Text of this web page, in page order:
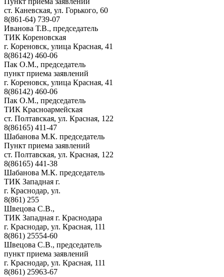
ст. Каневская, ул. Горького, 60
8(861-64) 739-07
Иванова Т.В., председатель
ТИК Кореновская
г. Кореновск, улица Красная, 41
8(86142) 460-06
Пак О.М., председатель
пункт приема заявлений
г. Кореновск, улица Красная, 41
8(86142) 460-06
Пак О.М., председатель
ТИК Красноармейская
ст. Полтавская, ул. Красная, 122
8(86165) 411-47
Шабанова М.К. председатель
Пункт приема заявлений
ст. Полтавская, ул. Красная, 122
8(86165) 441-38
Шабанова М.К. председатель
ТИК Западная г.
г. Краснодар, ул.
8(861) 255
Швецова С.В.,
ТИК Западная г. Краснодара
г. Краснодар, ул. Красная, 111
8(861) 25554-60
Швецова С.В., председатель
пункт приема заявлений
г. Краснодар, ул. Красная, 111
8(861) 25963-67